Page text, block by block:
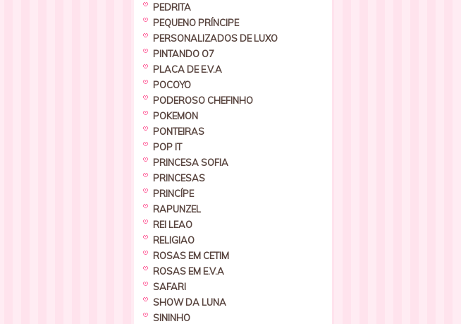
PEDRITA
PEQUENO PRÍNCIPE
PERSONALIZADOS DE LUXO
PINTANDO O7
PLACA DE E.V.A
POCOYO
PODEROSO CHEFINHO
POKEMON
PONTEIRAS
POP IT
PRINCESA SOFIA
PRINCESAS
PRINCÍPE
RAPUNZEL
REI LEAO
RELIGIAO
ROSAS EM CETIM
ROSAS EM E.V.A
SAFARI
SHOW DA LUNA
SININHO